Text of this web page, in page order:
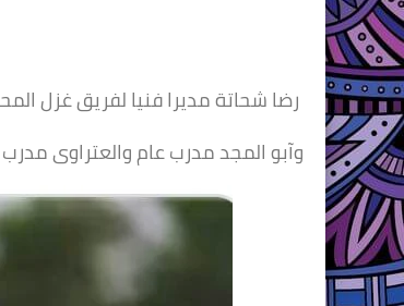
رضا شحاتة مديرا فنيا لفريق غزل
وآبو المجد مدرب عام والعتراوى